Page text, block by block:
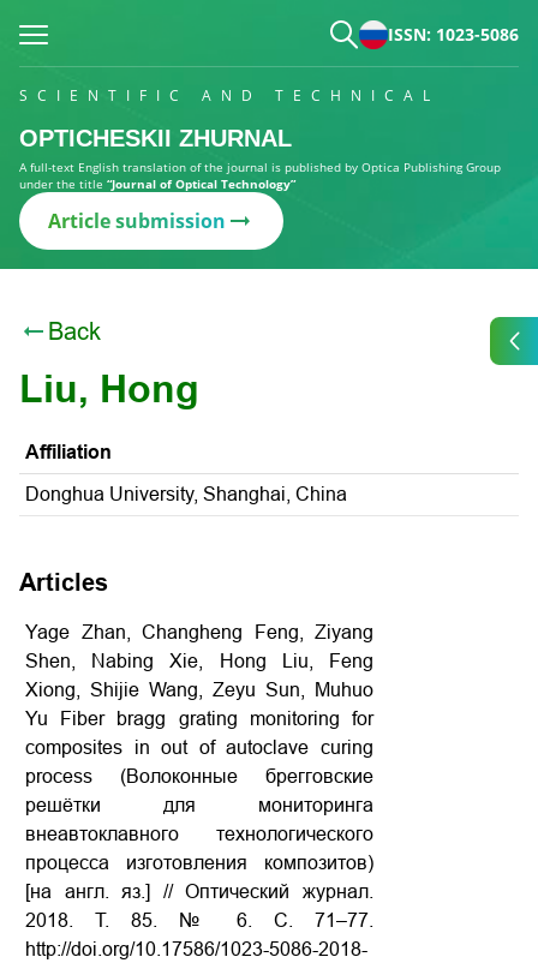
ISSN: 1023-5086
SCIENTIFIC AND TECHNICAL
OPTICHESKII ZHURNAL
A full-text English translation of the journal is published by Optica Publishing Group
under the title “Journal of Optical Technology”
Article submission
Back
Liu, Hong
Affiliation
Donghua University, Shanghai, China
Articles
Yage Zhan, Changheng Feng, Ziyang
Shen, Nabing Xie, Hong Liu, Feng
Xiong, Shijie Wang, Zeyu Sun, Muhuo
Yu Fiber bragg grating monitoring for
composites in out of autoclave curing
process (Волоконные брегговские
решётки для мониторинга
внеавтоклавного технологического
процесса изготовления композитов)
[на англ. яз.] // Оптический журнал.
2018. Т. 85. № 6. С. 71–77.
http://doi.org/10.17586/1023-5086-2018-